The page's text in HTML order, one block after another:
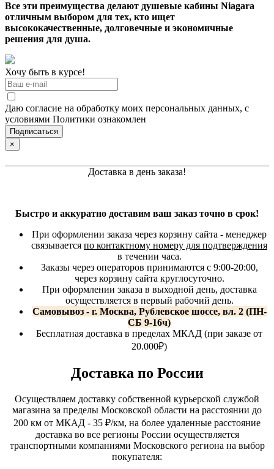
Все эти преимущества делают душевые кабины Niagara
отличным выбором для тех, кто ищет
высококачественные, долговечные и экономичные
решения для душа.
Хочу быть в курсе!
Даю согласие на обработку моих персональных данных, с
условиями Политики ознакомлен
×
Доставка в день заказа!
Быстро и аккуратно доставим ваш заказ точно в срок!
При оформлении заказа через корзину сайта - менеджер
связывается по контактному номеру для подтверждения
в течении часа.
Заказы через операторов принимаются с 9:00-20:00,
через корзину сайта круглосуточно.
При оформлении заказа в выходной день, доставка
осуществляется в первый рабочий день.
Самовывоз - г. Москва, Рублевское шоссе, вл. 2 (ПН-
СБ 9-16ч)
Бесплатная доставка в пределах МКАД (при заказе от
20.000₽)
Доставка по России
Осуществляем доставку собственной курьерской службой
магазина за пределы Московской области на расстоянии до
200 км от МКАД - 35 ₽/км, на более удаленные расстояние
доставка во все регионы России осуществляется
транспортными компаниями Московского региона на выбор
покупателя: